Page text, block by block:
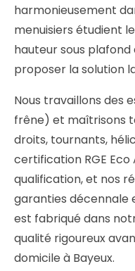
harmonieusement
menuisiers étudient
hauteur sous
proposer la solution
Nous travaillons des
frêne) et maîtrisons
droits, tournants,
certification RGE
qualification, et nos
garanties décennale
est fabriqué dans
qualité rigoureux
domicile à Bayeux.